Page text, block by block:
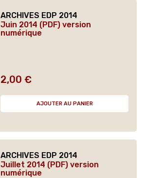
ARCHIVES EDP 2014
Juin 2014 (PDF) version
numérique
Prix
2,00 €
AJOUTER AU PANIER
ARCHIVES EDP 2014
Juillet 2014 (PDF) version
numérique